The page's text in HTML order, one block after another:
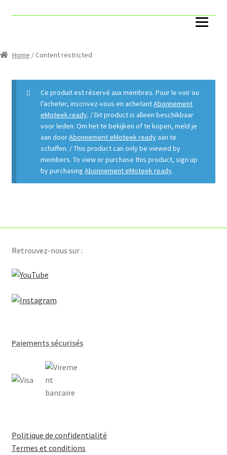
Account
Cart
Catégories
Capteurs ToR
Compteurs
Pack
Thermostats d’ambiance
Home / Content restricted
Ce produit est réservé aux membres. Pour le voir ou
l’acheter, inscrivez-vous en achetantAbonnement
eMoteek ready. / Dit product is alleen beschikbaar
voor leden. Om het te bekijken of te kopen, meld je
aan doorAbonnement eMoteek ready aan te
schaffen. / This product can only be viewed by
members. To view or purchase this product, sign up
by purchasingAbonnement eMoteek ready.
Retrouvez-nous sur :
Paiements sécurisés
Politique de confidentialité
Termes et conditions